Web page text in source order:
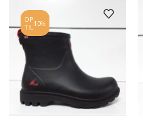
OP
TIL10%